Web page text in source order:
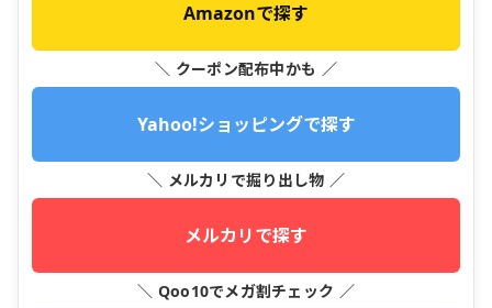
Amazonで探す
＼ クーポン配布中かも ／
Yahoo!ショッピングで探す
＼ メルカリで掘り出し物 ／
メルカリで探す
＼ Qoo10でメガ割チェック ／